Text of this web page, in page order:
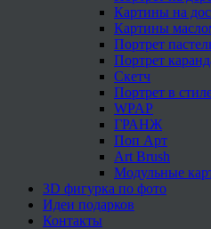
Картины на
Картины
Портрет
Портрет
Скетч
Портрет в
WPAP
ГРАНЖ
Поп Арт
Art Brush
Модульные
3D фигурка по фото
Идеи подарков
Контакты